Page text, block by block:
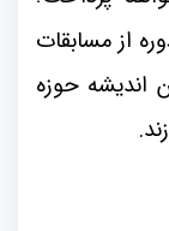
از مسابقات
اندیشه حوزه
.